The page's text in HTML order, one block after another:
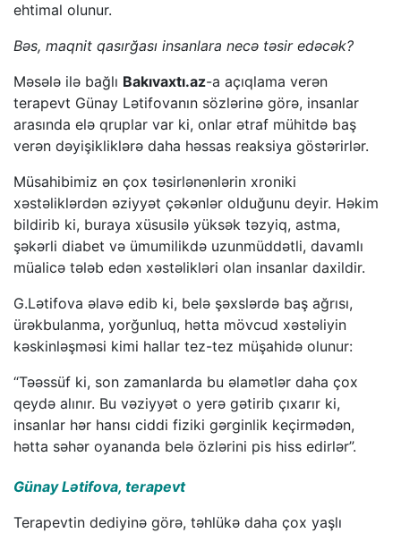
ehtimal olunur.
Bəs, maqnit qasırğası insanlara necə təsir edəcək?
Məsələ ilə bağlı Bakıvaxtı.az-a açıqlama verən
terapevt Günay Lətifovanın sözlərinə görə, insanlar
arasında elə qruplar var ki, onlar ətraf mühitdə baş
verən dəyişikliklərə daha həssas reaksiya göstərirlər.
Müsahibimiz ən çox təsirlənənlərin xroniki
xəstəliklərdən əziyyət çəkənlər olduğunu deyir. Həkim
bildirib ki, buraya xüsusilə yüksək təzyiq, astma,
şəkərli diabet və ümumilikdə uzunmüddətli, davamlı
müalicə tələb edən xəstəlikləri olan insanlar daxildir.
G.Lətifova əlavə edib ki, belə şəxslərdə baş ağrısı,
ürəkbulanma, yorğunluq, hətta mövcud xəstəliyin
kəskinləşməsi kimi hallar tez-tez müşahidə olunur:
“Təəssüf ki, son zamanlarda bu əlamətlər daha çox
qeydə alınır. Bu vəziyyət o yerə gətirib çıxarır ki,
insanlar hər hansı ciddi fiziki gərginlik keçirmədən,
hətta səhər oyananda belə özlərini pis hiss edirlər”.
Günay Lətifova, terapevt
Terapevtin dediyinə görə, təhlükə daha çox yaşlı